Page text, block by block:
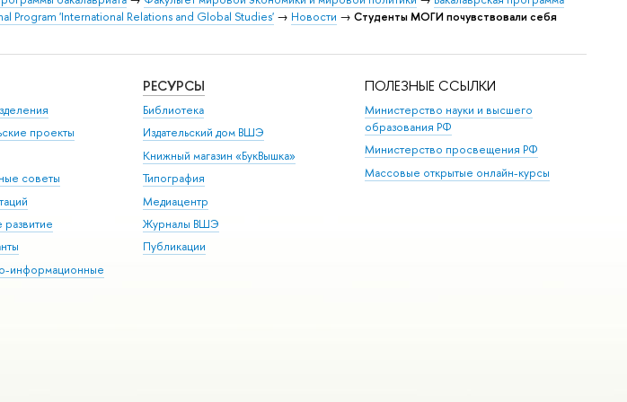
'International Relations and Global Studies'→ Новости → Студенты МОГИ почувствовали себя
проекты
советы
развитие
информационные
РЕСУРСЫ
Библиотека
Издательский дом ВШЭ
Книжный магазин «БукВышка»
Типография
Медиацентр
Журналы ВШЭ
Публикации
ПОЛЕЗНЫЕ ССЫЛКИ
Министерство науки и высшего
образования РФ
Министерство просвещения РФ
Массовые открытые онлайн-курсы